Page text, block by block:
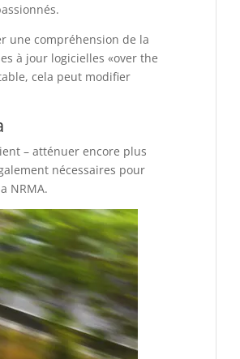
une compréhension de la
à jour logicielles «over the
cela peut modifier
– atténuer encore plus
nécessaires pour
NRMA.